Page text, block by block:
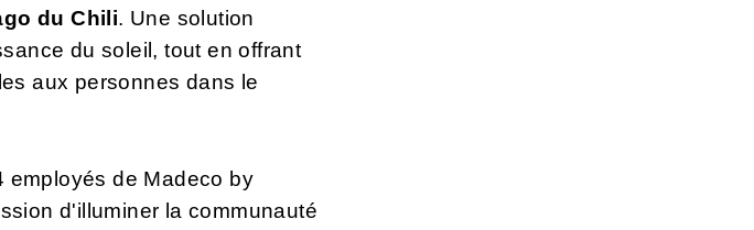
du Chili. Une solution
du soleil, tout en offrant
aux personnes dans le
employés de Madeco by
d'illuminer la communauté